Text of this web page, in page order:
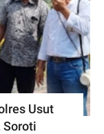
Usut
Soroti